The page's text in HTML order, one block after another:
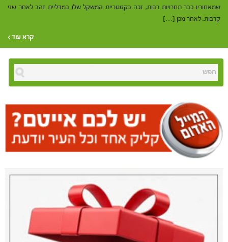
שמאחוריו כבר תחרויות רבות, זכה בקטגוריית המשקל שלו במדליית זהב לאחר שני
קרבות. לאחר מכן […]
קרא עוד ›